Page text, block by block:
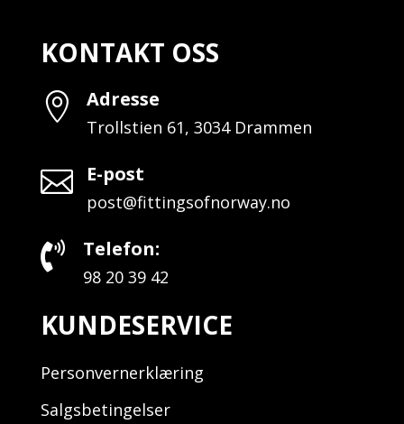
KONTAKT OSS
 Adresse
Trollstien 61, 3034 Drammen
 E-post
post@fittingsofnorway.no
 Telefon:
98 20 39 42
KUNDESERVICE
Personvernerklæring
Salgsbetingelser